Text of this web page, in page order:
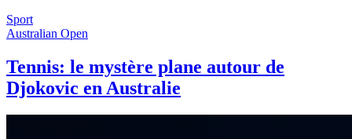
Sport
Australian Open
Tennis: le mystère plane autour de
Djokovic en Australie